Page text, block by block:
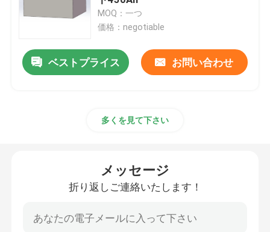
リチウム トラクター電池
積込み機電池
芝刈機のリチウム電池
歯切り工具電池
MOQ：一つ
価格：negotiable
ベストプライス お問い合わせ
多くを見て下さい
メッセージ
折り返しご連絡いたします！